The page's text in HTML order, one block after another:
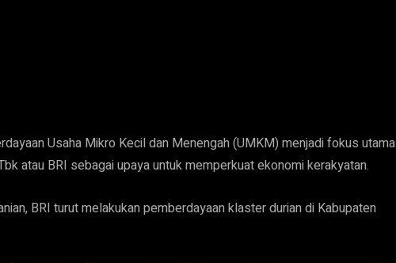
Usaha Mikro Kecil dan Menengah (UMKM) menjadi fokus utama
atau BRI sebagai upaya untuk memperkuat ekonomi kerakyatan.
BRI turut melakukan pemberdayaan klaster durian di Kabupaten